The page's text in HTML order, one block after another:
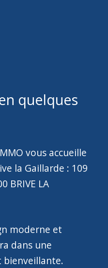
quelques
vous accueille
la Gaillarde : 109
BRIVE LA
moderne et
dans une
bienveillante.